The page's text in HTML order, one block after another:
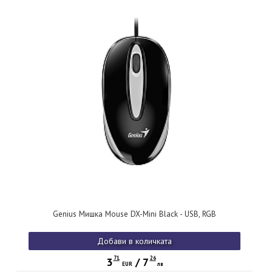
Genius Мишка Mouse DX-Mini Black - USB, RGB
Добави в количката
3 71
EUR/ 7 26
лв